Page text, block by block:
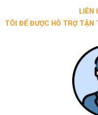
LIÊN HỆ NHÂN
TÔI ĐỂ ĐƯỢC HỖ TRỢ TẬN